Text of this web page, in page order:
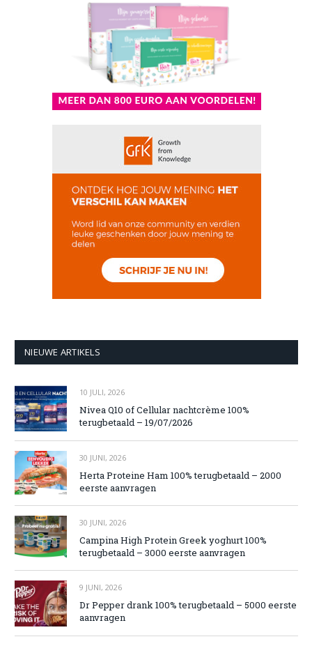
NIEUWE ARTIKELS
10 JULI, 2026
Nivea Q10 of Cellular nachtcrème 100%
terugbetaald – 19/07/2026
30 JUNI, 2026
Herta Proteine Ham 100% terugbetaald – 2000
eerste aanvragen
30 JUNI, 2026
Campina High Protein Greek yoghurt 100%
terugbetaald – 3000 eerste aanvragen
9 JUNI, 2026
Dr Pepper drank 100% terugbetaald – 5000 eerste
aanvragen